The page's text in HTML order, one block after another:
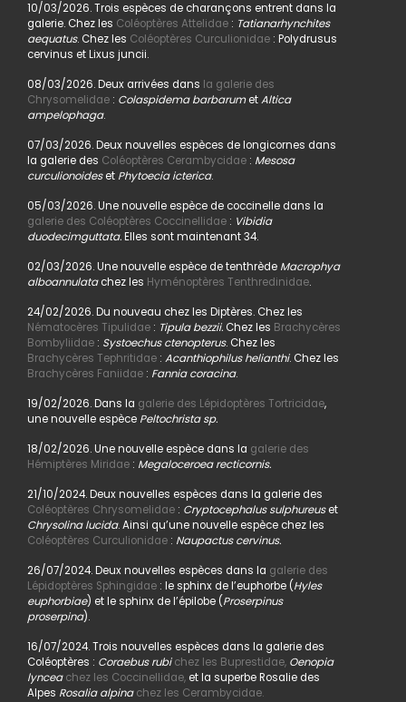
10/03/2026. Trois espèces de charançons entrent dans la
galerie. Chez les Coléoptères Attelidae: Tatianarhynchites
aequatus. Chez les Coléoptères Curculionidae: Polydrusus
cervinus et Lixus juncii.
08/03/2026. Deux arrivées dans la galerie des
Chrysomelidae: Colaspidema barbarumetAltica
ampelophaga.
07/03/2026. Deux nouvelles espèces de longicornes dans
la galerie des Coléoptères Cerambycidae: Mesosa
curculionoideset Phytoecia icterica.
05/03/2026. Une nouvelle espèce de coccinelle dans la
galerie des Coléoptères Coccinellidae: Vibidia
duodecimguttata.Elles sont maintenant 34.
02/03/2026. Une nouvelle espèce de tenthrède Macrophya
alboannulatachez les Hyménoptères Tenthredinidae.
24/02/2026. Du nouveau chez les Diptères. Chez les
Nématocères Tipulidae: Tipula bezzii. Chez les Brachycères
Bombyliidae: Systoechus ctenopterus. Chez les
Brachycères Tephritidae: Acanthiophilus helianthi. Chez les
Brachycères Faniidae: Fannia coracina.
19/02/2026. Dans la galerie des Lépidoptères Tortricidae,
une nouvelle espèce Peltochrista sp.
18/02/2026. Une nouvelle espèce dans la galerie des
Hémiptères Miridae: Megaloceroea recticornis.
21/10/2024. Deux nouvelles espèces dans la galerie des
Coléoptères Chrysomelidae: Cryptocephalus sulphureuset
Chrysolina lucida. Ainsi qu’une nouvelle espèce chez les
Coléoptères Curculionidae : Naupactus cervinus.
26/07/2024. Deux nouvelles espèces dans la galerie des
Lépidoptères Sphingidae: le sphinx de l’euphorbe (Hyles
euphorbiae) et le sphinx de l’épilobe (Proserpinus
proserpina).
16/07/2024. Trois nouvelles espèces dans la galerie des
Coléoptères : Coraebus rubi chez les Buprestidae, Oenopia
lyncea chez les Coccinellidae,et la superbe Rosalie des
Alpes Rosalia alpina chez les Cerambycidae.